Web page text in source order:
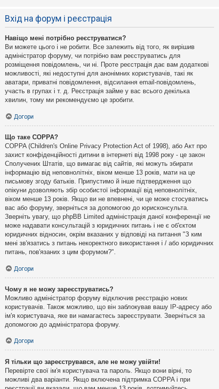
Вхід на форум і реєстрація
Навіщо мені потрібно реєструватися?
Ви можете цього і не робити. Все залежить від того, як вирішив
адміністратор форуму, чи потрібно вам реєструватись для
розміщення повідомлень, чи ні. Проте реєстрація дає вам додаткові
можливості, які недоступні для анонімних користувачів, такі як
аватари, приватні повідомлення, відсилання email-повідомлень,
участь в групах і т. д. Реєстрація займе у вас всього декілька
хвилин, тому ми рекомендуємо це зробити.
Догори
Що таке COPPA?
COPPA (Children's Online Privacy Protection Act of 1998), або Акт про
захист конфіденційності дитини в інтернеті від 1998 року - це закон
Сполучених Штатів, що вимагає від сайтів, які можуть збирати
інформацію від неповнолітніх, віком менше 13 років, мати на це
письмову згоду батьків. Припустимо й інше підтвердження що
опікуни дозволяють збір особистої інформації від неповнолітніх,
віком менше 13 років. Якщо ви не впевнені, чи це може стосуватись
вас або форуму, зверніться за допомогою до юрисконсульта.
Зверніть увагу, що phpBB Limited адміністрація даної конференції не
може надавати консультацій з юридичних питань і не є об'єктом
юридичних відносин, окрім вказаних у відповіді на питання "З ким
мені зв'язатись з питань некоректного використання і / або юридичних
питань, пов'язаних з цим форумом?".
Догори
Чому я не можу зареєструватись?
Можливо адміністратор форуму відключив реєстрацію нових
користувачів. Також можливо, що він заблокував вашу IP-адресу або
ім'я користувача, яке ви намагаєтесь зареєструвати. Зверніться за
допомогою до адміністратора форуму.
Догори
Я тільки що зареєструвався, але не можу увійти!
Перевірте свої ім'я користувача та пароль. Якщо вони вірні, то
можливі два варіанти. Якщо включена підтримка COPPA і при